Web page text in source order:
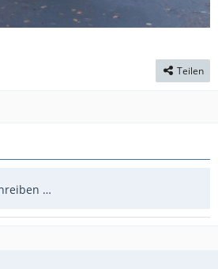
Teilen